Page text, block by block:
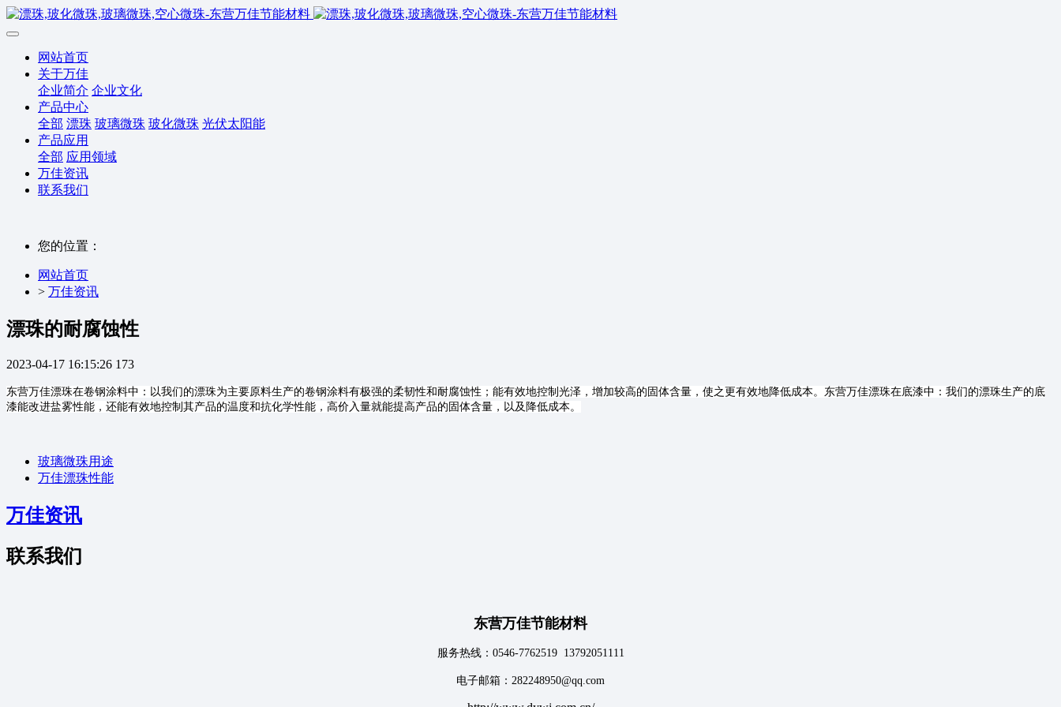
网站首页
关于万佳
企业简介 企业文化
产品中心
全部 漂珠 玻璃微珠 玻化微珠 光伏太阳能
产品应用
全部 应用领域
万佳资讯
联系我们
您的位置：
网站首页
> 万佳资讯
漂珠的耐腐蚀性
2023-04-17 16:15:26 173
东营万佳漂珠在卷钢涂料中：以我们的漂珠为主要原料生产的卷钢涂料有极强的柔韧性和耐腐蚀性；能有效地控制光泽，增加较高的固体含量，使之更有效地降低成本。东营万佳漂珠在底漆中：我们的漂珠生产的底
漆能改进盐雾性能，还能有效地控制其产品的温度和抗化学性能，高价入量就能提高产品的固体含量，以及降低成本。
玻璃微珠用途
万佳漂珠性能
万佳资讯
联系我们
东营万佳节能材料
服务热线：0546-7762519 13792051111
电子邮箱：282248950@qq.com